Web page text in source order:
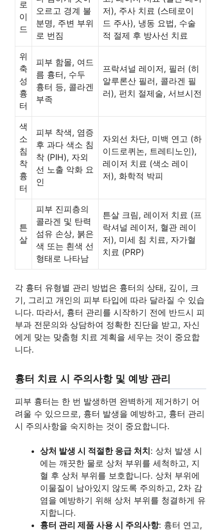
로
이
드
오르고 경계 불
분명, 주변 부위
로 번짐
저), 주사 치료 (스테로이
드 주사), 냉동 요법, 수술
적 절제 후 방사선 치료
위
축
성
흉
터
피부 함몰, 여드
름 흉터, 수두
흉터 등, 콜라겐
부족
프락셔널 레이저, 필러 (히
알루론산 필러, 콜라겐 필
러), 펀치 절제술, 서브시전
색
소
침
착
흉
터
피부 착색, 염증
후 과다 색소 침
착 (PIH), 자외
선 노출 악화 요
인
자외선 차단, 미백 연고 (하
이드로퀴논, 트레티노인),
레이저 치료 (색소 레이
저), 화학적 박피
튼
살
피부 진피층의
콜라겐 및 탄력
섬유 손상, 붉은
색 또는 흰색 선
형태로 나타남
튼살 크림, 레이저 치료 (프
락셔널 레이저, 혈관 레이
저), 미세 침 치료, 자가혈
치료 (PRP)
각 흉터 유형별 관리 방법은 흉터의 상태, 깊이, 크
기, 그리고 개인의 피부 타입에 따라 달라질 수 있습
니다. 따라서, 흉터 관리를 시작하기 전에 반드시 피
부과 전문의와 상담하여 정확한 진단을 받고, 자신
에게 맞는 맞춤형 치료 계획을 세우는 것이 중요합
니다.
흉터 치료 시 주의사항 및 예방 관리
피부 흉터는 한 번 발생하면 완벽하게 제거하기 어
려울 수 있으므로, 흉터 발생을 예방하고, 흉터 관리
시 주의사항을 숙지하는 것이 중요합니다.
상처 발생 시 적절한 응급 처치 : 상처 발생 시
에는 깨끗한 물로 상처 부위를 세척하고, 지
혈 후 상처 부위를 보호합니다. 상처 부위에
이물질이 남아있지 않도록 주의하고, 2차 감
염을 예방하기 위해 상처 부위를 청결하게 유
지합니다.
흉터 관리 제품 사용 시 주의사항: 흉터 연고,